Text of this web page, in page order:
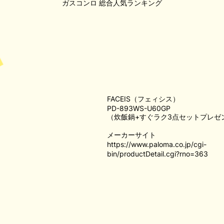
総合人気ランキング
ガスコンロ
メーカーサイト
https://www.paloma.co.jp/cgi-
bin/productDetail.cgi?rno=363
FACEIS（フェィシス）
PD-893WS-U60GP
（炊飯鍋+すぐラク3点セットプレゼ